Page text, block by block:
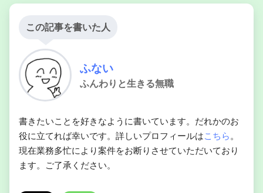
この記事を書いた人
ふない
ふんわりと生きる無職
書きたいことを好きなように書いています。だれかのお
役に立てれば幸いです。詳しいプロフィールはこちら 。
現在業務多忙により案件をお断りさせていただいており
ます。ご了承ください。